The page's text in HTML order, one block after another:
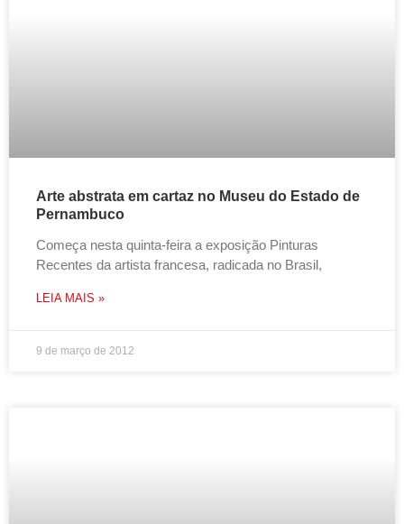
Arte abstrata em cartaz no Museu do Estado de
Pernambuco
Começa nesta quinta-feira a exposição Pinturas
Recentes da artista francesa, radicada no Brasil,
LEIA MAIS »
9 de março de 2012